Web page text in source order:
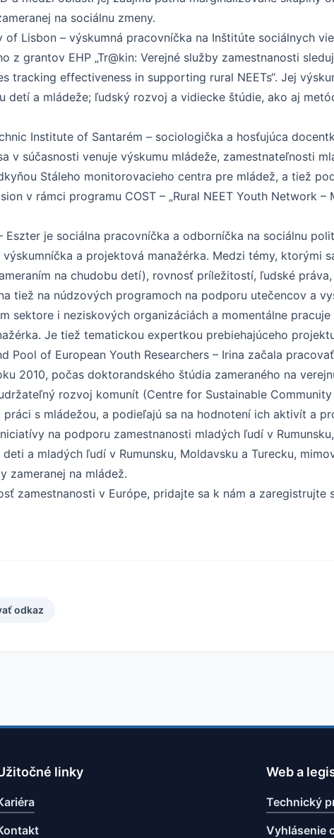
na sociálnu zmeny.
of Lisbon – výskumná pracovníčka na Inštitúte sociálnych
z grantov EHP „Tr@kin: Verejné služby zamestnanosti
tracking effectiveness in supporting rural NEETs“. Jej
detí a mládeže; ľudský rozvoj a vidiecke štúdie, ako aj
Institute of Santarém – sociologička a hosťujúca
v súčasnosti venuje výskumu mládeže, zamestnateľnosti
Stáleho monitorovacieho centra pre mládež, a tiež
v rámci programu COST – „Rural NEET Youth Network –
je sociálna pracovníčka a odborníčka na sociálnu
a projektová manažérka. Medzi témy, ktorými
na chudobu detí), rovnosť príležitostí, ľudské
tiež na núdzových programoch na podporu utečencov a
sektore i neziskových organizáciách a momentálne
Je tiež tematickou expertkou prebiehajúceho
Pool of European Youth Researchers – Irina začala
2010, počas doktorandského štúdia zameraného na
rozvoj komunít (Centre for Sustainable
s mládežou, a podieľajú sa na hodnotení ich aktivít a
na podporu zamestnanosti mladých ľudí v
a mladých ľudí v Rumunsku, Moldavsku a Turecku,
zameranej na mládež.
zamestnanosti v Európe, pridajte sa k nám a zaregistrujte
odkaz
linky Web a
Technický
Vyhlásenie